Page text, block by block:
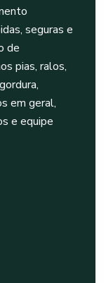
seguras e
de
pias, ralos,
em geral,
e equipe